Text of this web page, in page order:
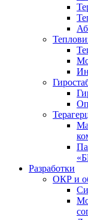
Разработки
ОКР и